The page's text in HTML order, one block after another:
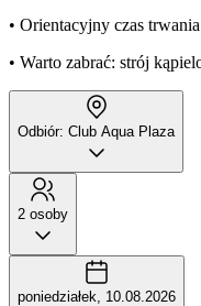
• Orientacyjny czas
• Warto zabrać: strój
Odbiór: Club Aqua Plaza
2 osoby
poniedziałek, 10.08.2026